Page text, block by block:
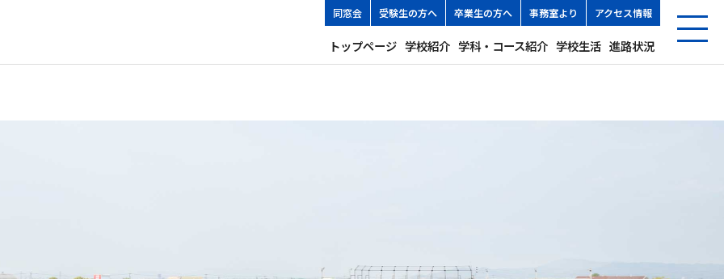
同窓会 受験生の方へ 卒業生の方へ 事務室より アクセス情報
トップページ 学校紹介 学科・コース紹介 学校生活 進路状況